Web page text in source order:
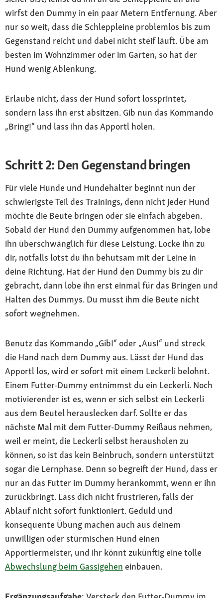
wirfst den Dummy in ein paar Metern Entfernung. Aber
nur so weit, dass die Schleppleine problemlos bis zum
Gegenstand reicht und dabei nicht steif läuft. Übe am
besten im Wohnzimmer oder im Garten, so hat der
Hund wenig Ablenkung.
Erlaube nicht, dass der Hund sofort lossprintet,
sondern lass ihn erst absitzen. Gib nun das Kommando
„Bring!“ und lass ihn das Apportl holen.
Schritt 2: Den Gegenstand bringen
Für viele Hunde und Hundehalter beginnt nun der
schwierigste Teil des Trainings, denn nicht jeder Hund
möchte die Beute bringen oder sie einfach abgeben.
Sobald der Hund den Dummy aufgenommen hat, lobe
ihn überschwänglich für diese Leistung. Locke ihn zu
dir, notfalls lotst du ihn behutsam mit der Leine in
deine Richtung. Hat der Hund den Dummy bis zu dir
gebracht, dann lobe ihn erst einmal für das Bringen und
Halten des Dummys. Du musst ihm die Beute nicht
sofort wegnehmen.
Benutz das Kommando „Gib!“ oder „Aus!“ und streck
die Hand nach dem Dummy aus. Lässt der Hund das
Apportl los, wird er sofort mit einem Leckerli belohnt.
Einem Futter-Dummy entnimmst du ein Leckerli. Noch
motivierender ist es, wenn er sich selbst ein Leckerli
aus dem Beutel herauslecken darf. Sollte er das
nächste Mal mit dem Futter-Dummy Reißaus nehmen,
weil er meint, die Leckerli selbst herausholen zu
können, so ist das kein Beinbruch, sondern unterstützt
sogar die Lernphase. Denn so begreift der Hund, dass er
nur an das Futter im Dummy herankommt, wenn er ihn
zurückbringt. Lass dich nicht frustrieren, falls der
Ablauf nicht sofort funktioniert. Geduld und
konsequente Übung machen auch aus deinem
unwilligen oder stürmischen Hund einen
Apportiermeister, und ihr könnt zukünftig eine tolle
Abwechslung beim Gassigehen einbauen.